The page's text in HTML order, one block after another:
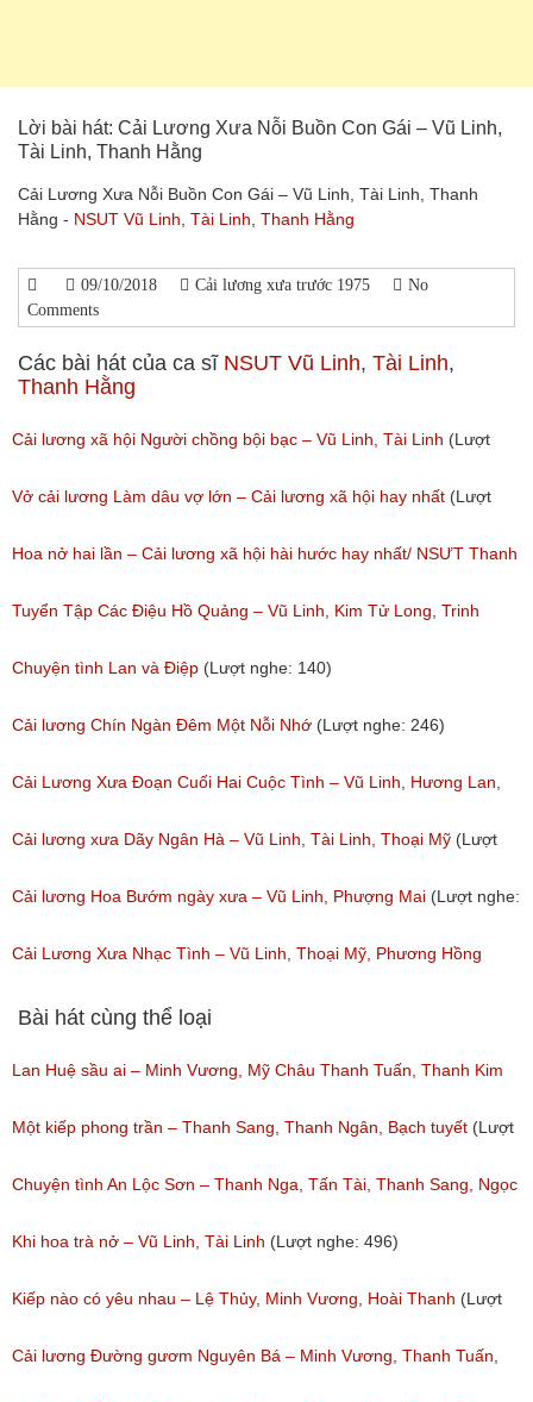
Lời bài hát: Cải Lương Xưa Nỗi Buồn Con Gái – Vũ Linh,
Tài Linh, Thanh Hằng
Cải Lương Xưa Nỗi Buồn Con Gái – Vũ Linh, Tài Linh, Thanh
Hằng - NSUT Vũ Linh Tài Linh Thanh Hằng
09/10/2018 Cải lương xưa trước 1975
No
Comments
Các bài hát của ca sĩ NSUT Vũ Linh, Tài Linh,
Thanh Hằng
Cải lương xã hội Người chồng bội bạc – Vũ Linh, Tài Linh (Lượt
nghe: 473)
Vở cải lương Làm dâu vợ lớn – Cải lương xã hội hay nhất (Lượt
nghe: 383)
Hoa nở hai lần – Cải lương xã hội hài hước hay nhất/ NSƯT Thanh
Ngân, NSƯT Vũ Linh
(Lượt nghe: 191)
Tuyển Tập Các Điệu Hồ Quảng – Vũ Linh, Kim Tử Long, Trinh
Trinh, Vũ Luân, Phượng Mai
(Lượt nghe: 330)
Chuyện tình Lan và Điệp (Lượt nghe: 140)
Cải lương Chín Ngàn Đêm Một Nỗi Nhớ (Lượt nghe: 246)
Cải Lương Xưa Đoạn Cuối Hai Cuộc Tình – Vũ Linh, Hương Lan,
Phương Hồng Thủy
(Lượt nghe: 284)
Cải lương xưa Dãy Ngân Hà – Vũ Linh, Tài Linh, Thoại Mỹ (Lượt
nghe: 206)
Cải lương Hoa Bướm ngày xưa – Vũ Linh, Phượng Mai (Lượt nghe:
390)
Cải Lương Xưa Nhạc Tình – Vũ Linh, Thoại Mỹ, Phương Hồng
Thủy
(Lượt nghe: 125)
Bài hát cùng thể loại
Lan Huệ sầu ai – Minh Vương, Mỹ Châu Thanh Tuấn, Thanh Kim
Huệ
(Lượt nghe: 2,624)
Một kiếp phong trần – Thanh Sang, Thanh Ngân, Bạch tuyết (Lượt
nghe: 924)
Chuyện tình An Lộc Sơn – Thanh Nga, Tấn Tài, Thanh Sang, Ngọc
Giàu
(Lượt nghe: 1,251)
Khi hoa trà nở – Vũ Linh, Tài Linh (Lượt nghe: 496)
Kiếp nào có yêu nhau – Lệ Thủy, Minh Vương, Hoài Thanh (Lượt
nghe: 1,059)
Cải lương Đường gươm Nguyên Bá – Minh Vương, Thanh Tuấn,